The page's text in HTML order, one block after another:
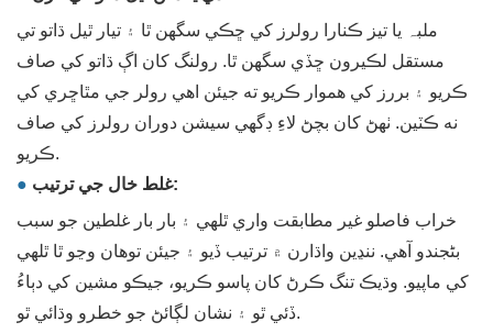
ملبہ يا تيز ڪنارا رولرز کي ڇڪي سگهن ٿا ۽ تيار ٿيل ڌاتو تي
مستقل لڪيرون ڇڏي سگهن ٿا. رولنگ کان اڳ ڌاتو کي صاف
ڪريو ۽ بررز کي هموار ڪريو ته جيئن اهي رولر جي مٿاڇري کي
نه ڪٽين. ٺهڻ کان بچڻ لاءِ ڊگھي سيشن دوران رولرز کي صاف
ڪريو.
●
غلط خال جي ترتيب:
خراب فاصلو غير مطابقت واري ٿلهي ۽ بار بار غلطين جو سبب
بڻجندو آهي. ننڍين واڌارن ۾ ترتيب ڏيو ۽ جيئن توهان وڃو ٿا ٿلهي
کي ماپيو. وڌيڪ تنگ ڪرڻ کان پاسو ڪريو، جيڪو مشين کي دٻاءُ
ڏئي ٿو ۽ نشان لڳائڻ جو خطرو وڌائي ٿو.